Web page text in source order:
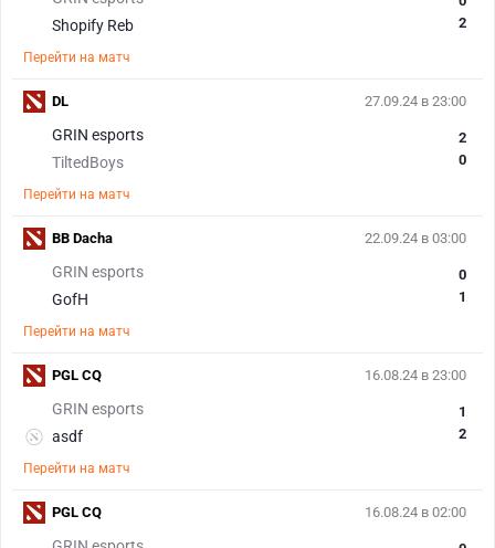
Shopify Reb
2
Перейти на матч
27.09.24 в 23:00
GRIN esports
TiltedBoys
2
0
Перейти на матч
DL
22.09.24 в 03:00
GRIN esports
GofH
0
1
Перейти на матч
BB Dacha
16.08.24 в 23:00
GRIN esports
asdf
1
2
Перейти на матч
PGL CQ
16.08.24 в 02:00
PGL CQ